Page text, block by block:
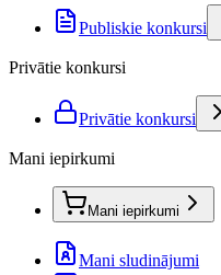
Publiskie konkursi
Privātie konkursi
Privātie konkursi
Mani iepirkumi
Mani iepirkumi
Mani sludinājumi